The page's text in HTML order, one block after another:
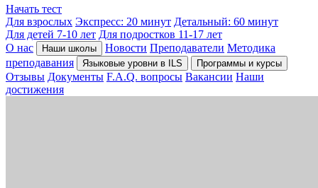
Начать тест
Для взрослых Экспресс: 20 минут Детальный: 60 минут
Для детей 7-10 лет Для подростков 11-17 лет
О нас
Наши школы Новости Преподаватели Методика
преподавания
Языковые уровни в ILS Программы и курсы
Отзывы Документы F.A.Q. вопросы Вакансии Наши
достижения